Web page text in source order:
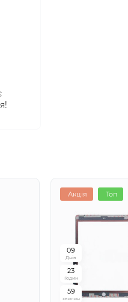
Акція Топ
09
Днів
23
Годин
59
хвилин